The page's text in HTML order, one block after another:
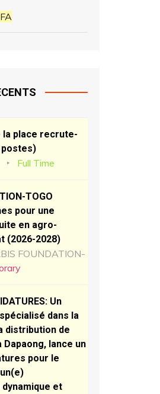
la place recrute-
postes)
Full Time
TOGO
pour une
en agro-
(2026-2028)
FOUNDATION-
Un
dans la
distribution de
Dapaong, lance un
pour le
et